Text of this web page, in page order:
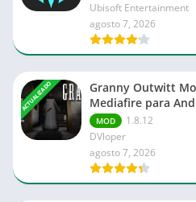
Ubisoft Entertainment
agosto 7, 2026
ACTUALIZADO
Granny Outwitt
Mediafire para
MOD
1.8.12
DVloper
agosto 7, 2026